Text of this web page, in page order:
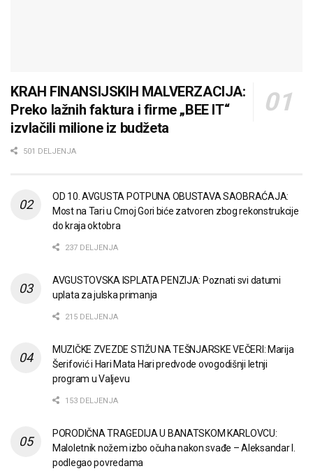
KRAH FINANSIJSKIH MALVERZACIJA:
Preko lažnih faktura i firme „BEE IT“
izvlačili milione iz budžeta
501 DELJENJA
OD 10. AVGUSTA POTPUNA OBUSTAVA SAOBRAĆAJA:
Most na Tari u Crnoj Gori biće zatvoren zbog rekonstrukcije
do kraja oktobra
237 DELJENJA
AVGUSTOVSKA ISPLATA PENZIJA: Poznati svi datumi
uplata za julska primanja
215 DELJENJA
MUZIČKE ZVEZDE STIŽU NA TEŠNJARSKE VEČERI: Marija
Šerifović i Hari Mata Hari predvode ovogodišnji letnji
program u Valjevu
153 DELJENJA
PORODIČNA TRAGEDIJA U BANATSKOM KARLOVCU:
Maloletnik nožem izbo očuha nakon svađe – Aleksandar I.
podlegao povredama